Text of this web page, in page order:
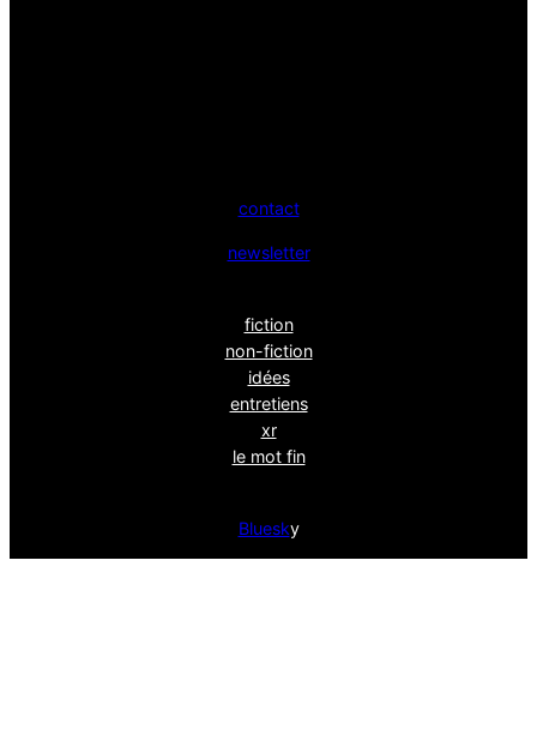
contact
newsletter
fiction
non-fiction
idées
entretiens
xr
le mot fin
Bluesky